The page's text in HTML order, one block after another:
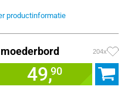
productinformatie
204x
49,90